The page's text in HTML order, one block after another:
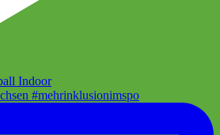
#mehrinklusionimspo